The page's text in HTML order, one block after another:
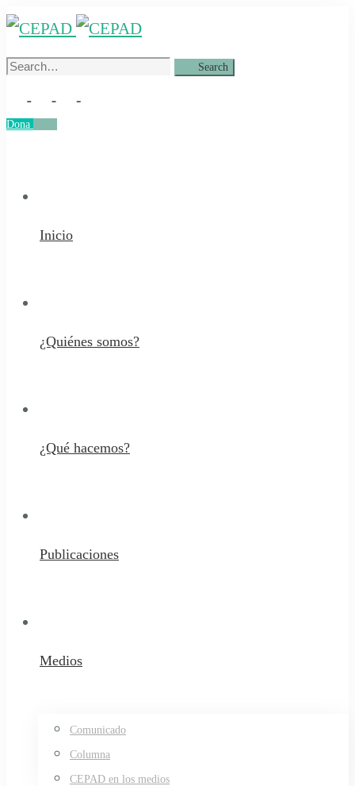
Search
Search
Dona
Inicio
¿Quiénes somos?
¿Qué hacemos?
Publicaciones
Medios
Comunicado
Columna
CEPAD en los medios